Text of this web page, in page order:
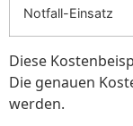
Notfall-Einsatz
Diese
Die genauen
werden.